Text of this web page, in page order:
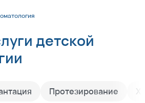
детской
Протезирование